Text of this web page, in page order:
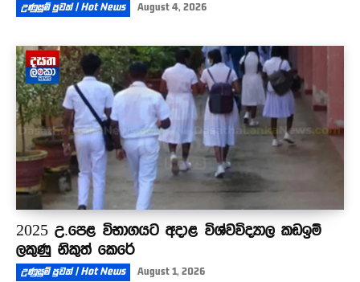
උණුසුම් පුවත් | Hot News August 4, 2026
2025 උ.පෙළ විභාගයට අදාළ විශ්වවිද්‍යාල කඩඉම්
ලකුණු නිකුත් කෙරේ
උණුසුම් පුවත් | Hot News August 1, 2026